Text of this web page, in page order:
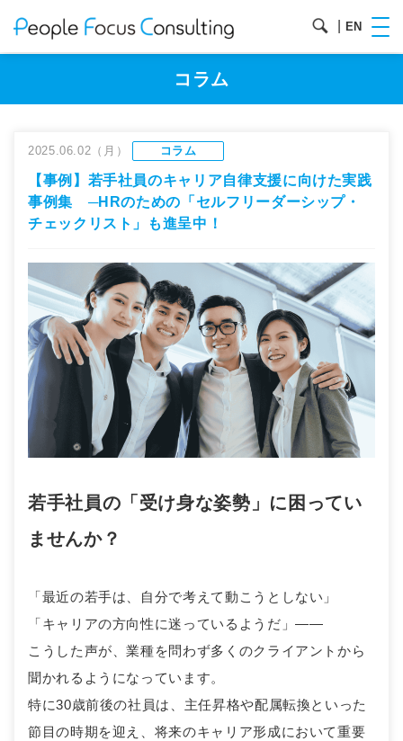
EN
コラム
2025.06.02（月） コラム
【事例】若手社員のキャリア自律支援に向けた実践
事例集 ─HRのための「セルフリーダーシップ・
チェックリスト」も進呈中！
若手社員の「受け身な姿勢」に困ってい
ませんか？
「最近の若手は、自分で考えて動こうとしない」
「キャリアの方向性に迷っているようだ」——
こうした声が、業種を問わず多くのクライアントから
聞かれるようになっています。
特に30歳前後の社員は、主任昇格や配属転換といった
節目の時期を迎え、将来のキャリア形成において重要